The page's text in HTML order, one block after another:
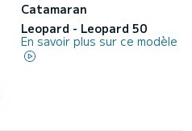
Catamaran
Leopard - Leopard 50
En savoir plus sur ce modèle